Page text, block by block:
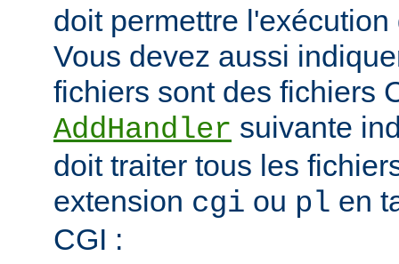
doit permettre
Vous devez aussi
fichiers sont des fichiers
AddHandler suivante
doit traiter tous les
extension cgi ou pl en
CGI :